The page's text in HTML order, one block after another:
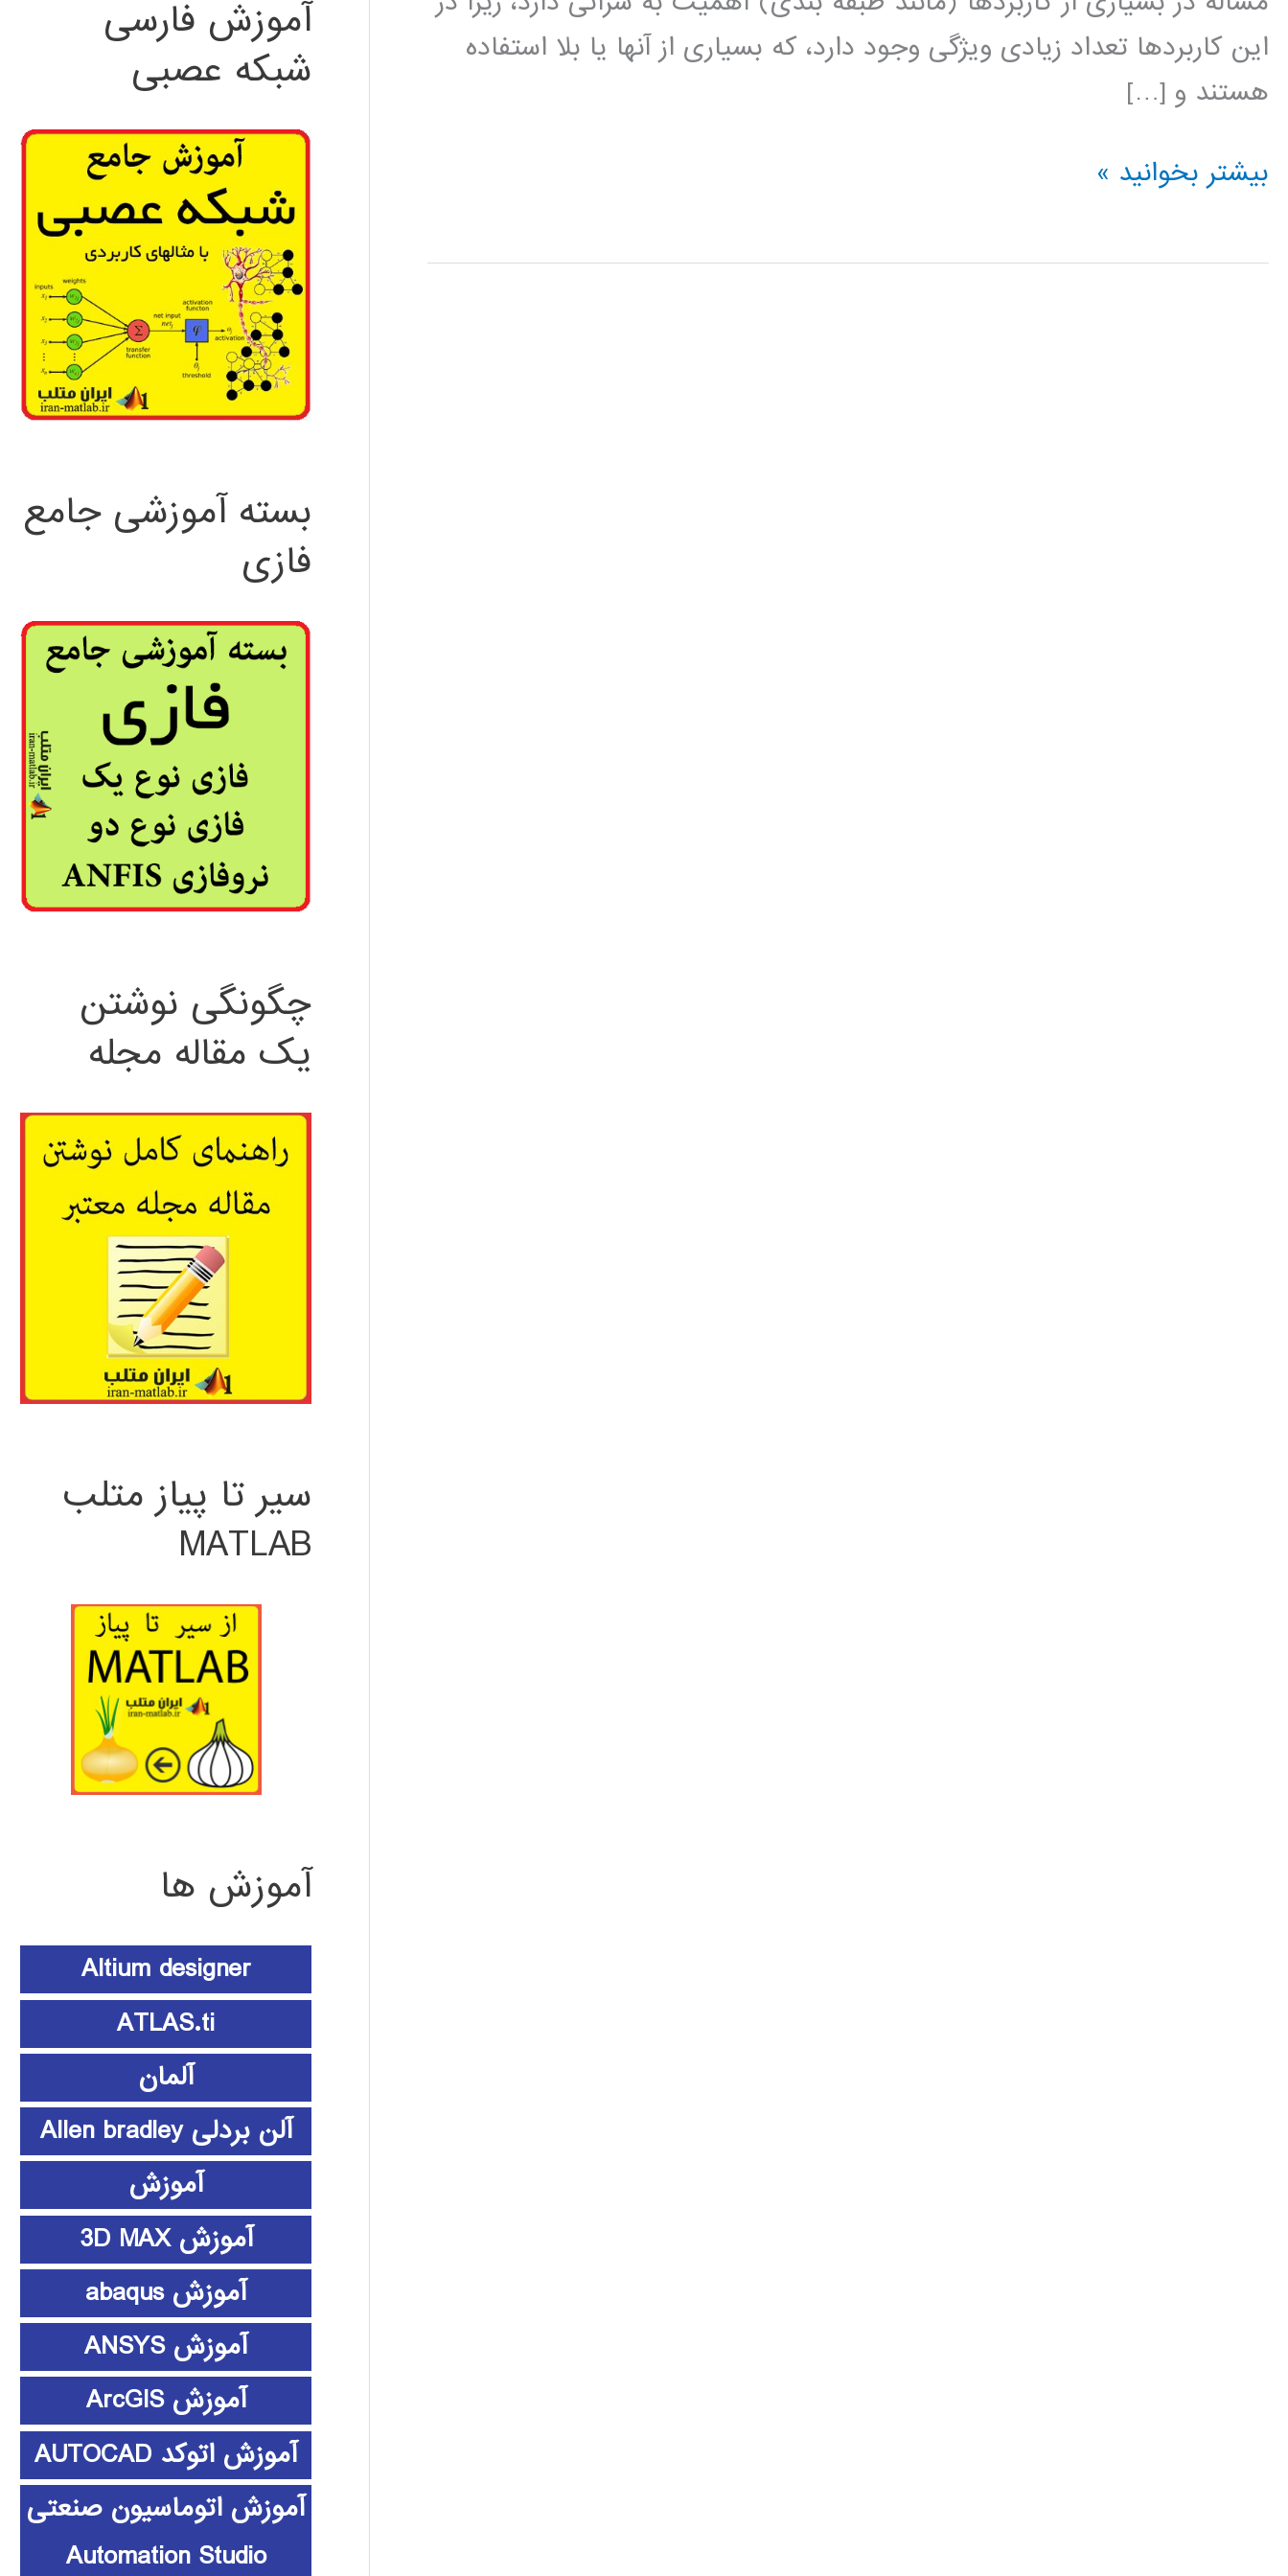
این کاربردها تعداد زیادی ویژگی وجود دارد، که بسیاری از آنها یا بلا استفاده
هستند و […]
روشهای
بر
بیشتر بخوانید »
آموزش فارسی
شبکه عصبی
بسته آموزشی جامع
فازی
چگونگی نوشتن
یک مقاله مجله
سیر تا پیاز متلب
MATLAB
آموزش ها
Altium designer
ATLAS.ti
آلمان
آلن بردلی Allen bradley
آموزش
آموزش 3D MAX
آموزش abaqus
آموزش ANSYS
آموزش ArcGIS
آموزش اتوکد AUTOCAD
آموزش اتوماسیون صنعتی
Automation Studio